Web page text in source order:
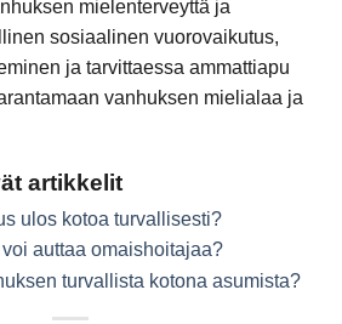
mielenterveyttä ja
sosiaalinen vuorovaikutus,
ja tarvittaessa ammattiapu
vanhuksen mielialaa ja
artikkelit
ulos kotoa turvallisesti?
auttaa omaishoitajaa?
turvallista kotona asumista?